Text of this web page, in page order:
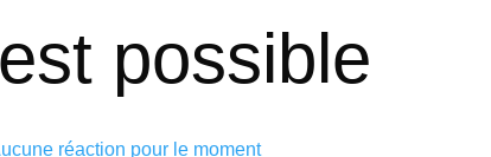
possible
réaction pour le moment